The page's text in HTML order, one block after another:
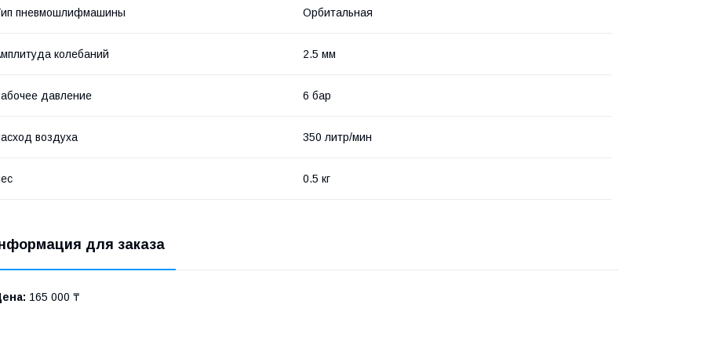
пневмошлифмашины Орбитальная
колебаний 2.5 мм
давление 6 бар
воздуха 350 литр/мин
0.5 кг
для заказа
165 000 ₸